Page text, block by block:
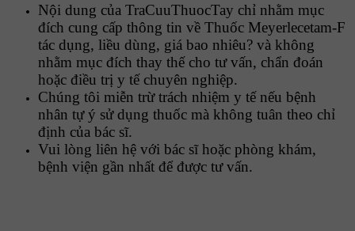
Nội dung của TraCuuThuocTay chỉ nhằm mục
đích cung cấp thông tin về Thuốc Meyerlecetam-F
tác dụng, liều dùng, giá bao nhiêu? và không
nhằm mục đích thay thế cho tư vấn, chẩn đoán
hoặc điều trị y tế chuyên nghiệp.
Chúng tôi miễn trừ trách nhiệm y tế nếu bệnh
nhân tự ý sử dụng thuốc mà không tuân theo chỉ
định của bác sĩ.
Vui lòng liên hệ với bác sĩ hoặc phòng khám,
bệnh viện gần nhất để được tư vấn.